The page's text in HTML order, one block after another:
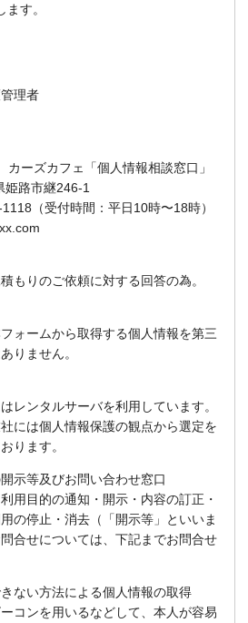
す。
理者
カーズカフェ「個人情報相談窓口」
路市継246-1
（受付時間：平日10時〜18時）
もりのご依頼に対する回答の為。
ォームから取得する個人情報を第三
りません。
レンタルサーバを利用しています。
には個人情報保護の観点から選定を
ります。
示等及びお問い合わせ窓口
用目的の通知・開示・内容の訂正・
の停止・消去（「開示等」といいま
合せについては、下記までお問合せ
ない方法による個人情報の取得
コンを用いるなどして、本人が容易